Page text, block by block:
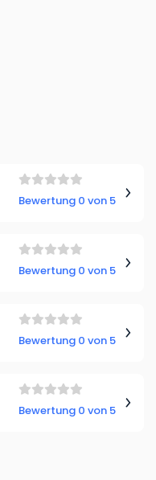
Bewertung 0 von 5
Bewertung 0 von 5
Bewertung 0 von 5
Bewertung 0 von 5